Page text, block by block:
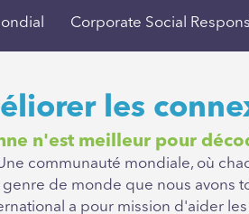
Corporate Social
les
n'est meilleur pour
communauté mondiale, où
de monde que nous avons
a pour mission d'aider